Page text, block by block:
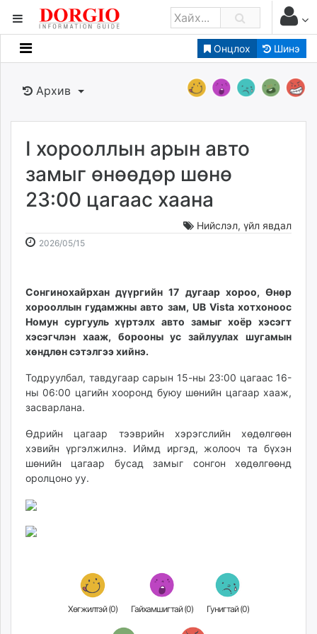
Онцлох Шинэ
Мэдээллийн
Банк санхүү
Бизнес ААН
Нийслэлийн
dorgio.mn
caak.mn
Baabar.mn
tovch.mn
ikon.mn
Eguur.mn
24tsag.mn
shuud.mn
eagle.mn
ergelt.mn
zarig.mn
today.mn
zuv.mn
ugluu.mn
shudarga.mn
Архив
I хорооллын арын авто
замыг өнөөдөр шөнө
23:00 цагаас хаана
Нийслэл, үйл явдал
2026/05/152026-
10:38:16
2026-
16:21:27
Сонгинохайрхан дүүргийн 17 дугаар хороо, Өнөр
хорооллын гудамжны авто зам, UB Vista хотхоноос
Номун сургууль хүртэлх авто замыг хоёр хэсэгт
хэсэгчлэн хааж, борооны ус зайлуулах шугамын
хөндлөн сэтэлгээ хийнэ.
Тодруулбал, тавдугаар сарын 15-ны 23:00 цагаас 16-
ны 06:00 цагийн хооронд буюу шөнийн цагаар хааж,
засварлана.
Өдрийн цагаар тээврийн хэрэгслийн хөдөлгөөн
хэвийн үргэлжилнэ. Иймд иргэд, жолооч та бүхэн
шөнийн цагаар бусад замыг сонгон хөдөлгөөнд
оролцоно уу.
Хөгжилтэй (0) Гайхамшигтай (0) Гунигтай (0)